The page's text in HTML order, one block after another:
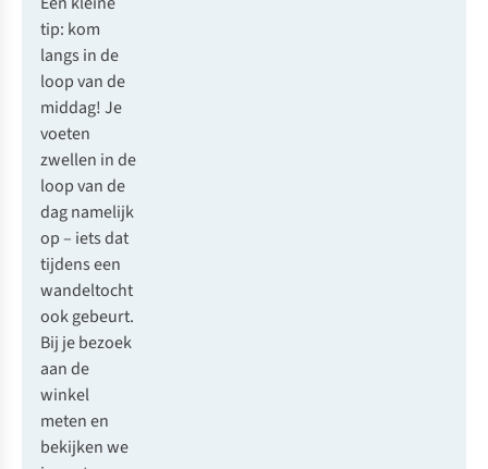
tip: kom
langs in de
loop van de
middag! Je
voeten
zwellen in de
loop van de
dag namelijk
op – iets dat
tijdens een
wandeltocht
ook gebeurt.
Bij je bezoek
aan de
winkel
meten en
bekijken we